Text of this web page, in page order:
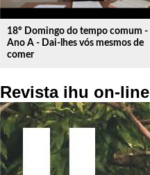
18º Domingo do tempo comum -
Ano A - Dai-lhes vós mesmos de
comer
Revista ihu on-line